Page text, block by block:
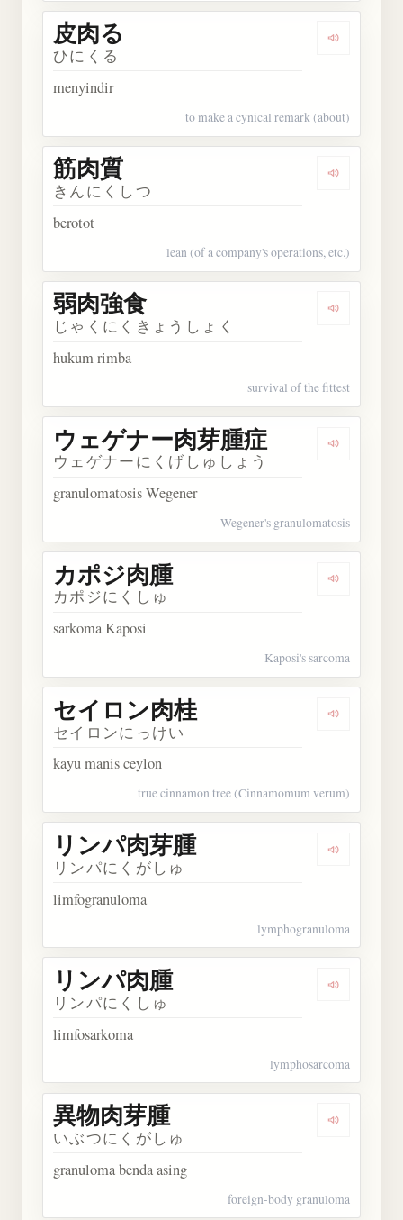
Dengarkan
皮肉る
ひにくる
menyindir
to make a cynical remark (about)
Dengarkan
筋肉質
きんにくしつ
berotot
lean (of a company's operations, etc.)
Dengarkan
弱肉強食
じゃくにくきょうしょく
hukum rimba
survival of the fittest
Dengarkan
ウェゲナー肉芽腫症
ウェゲナーにくげしゅしょう
granulomatosis Wegener
Wegener's granulomatosis
Dengarkan
カポジ肉腫
カポジにくしゅ
sarkoma Kaposi
Kaposi's sarcoma
Dengarkan
セイロン肉桂
セイロンにっけい
kayu manis ceylon
true cinnamon tree (Cinnamomum verum)
Dengarkan
リンパ肉芽腫
リンパにくがしゅ
limfogranuloma
lymphogranuloma
Dengarkan
リンパ肉腫
リンパにくしゅ
limfosarkoma
lymphosarcoma
Dengarkan
異物肉芽腫
いぶつにくがしゅ
granuloma benda asing
foreign-body granuloma